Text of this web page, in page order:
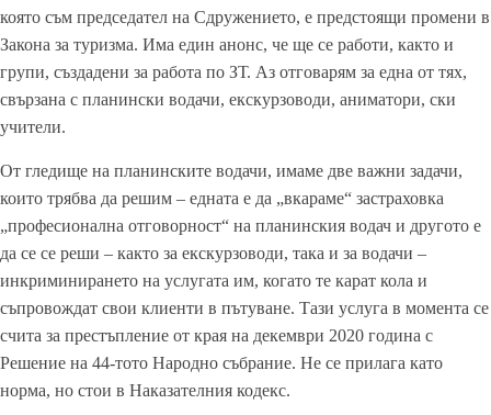
която съм председател на Сдружението, е предстоящи промени в
Закона за туризма. Има един анонс, че ще се работи, както и
групи, създадени за работа по ЗТ. Аз отговарям за една от тях,
свързана с планински водачи, екскурзоводи, аниматори, ски
учители.
От гледище на планинските водачи, имаме две важни задачи,
които трябва да решим – едната е да „вкараме“ застраховка
„професионална отговорност“ на планинския водач и другото е
да се се реши – както за екскурзоводи, така и за водачи –
инкриминирането на услугата им, когато те карат кола и
съпровождат свои клиенти в пътуване. Тази услуга в момента се
счита за престъпление от края на декември 2020 година с
Решение на 44-тото Народно събрание. Не се прилага като
норма, но стои в Наказателния кодекс.